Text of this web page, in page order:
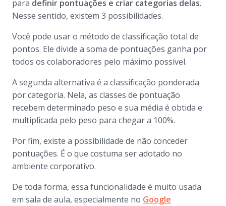
para definir pontuações e criar categorias delas.
Nesse sentido, existem 3 possibilidades.
Você pode usar o método de classificação total de
pontos. Ele divide a soma de pontuações ganha por
todos os colaboradores pelo máximo possível.
A segunda alternativa é a classificação ponderada
por categoria. Nela, as classes de pontuação
recebem determinado peso e sua média é obtida e
multiplicada pelo peso para chegar a 100%.
Por fim, existe a possibilidade de não conceder
pontuações. É o que costuma ser adotado no
ambiente corporativo.
De toda forma, essa funcionalidade é muito usada
em sala de aula, especialmente no Google